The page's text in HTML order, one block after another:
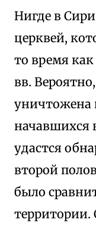
Нигде в
церквей,
то время
вв.
уничтожена
начавшихся
удастся
второй
было
территории.